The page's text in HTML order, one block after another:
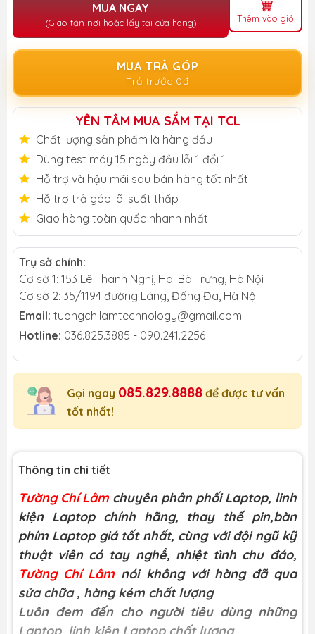
MUA NGAY
(Giao tận nơi hoặc lấy tại cửa hàng) Thêm vào giỏ
MUA TRẢ GÓP
Trả trước 0đ
YÊN TÂM MUA SẮM TẠI TCL
Chất lượng sản phẩm là hàng đầu
Dùng test máy 15 ngày đầu lỗi 1 đổi 1
Hỗ trợ và hậu mãi sau bán hàng tốt nhất
Hỗ trợ trả góp lãi suất thấp
Giao hàng toàn quốc nhanh nhất
Trụ sở chính:
Cơ sở 1: 153 Lê Thanh Nghị, Hai Bà Trưng, Hà Nội
Cơ sở 2: 35/1194 đường Láng, Đống Đa, Hà Nội
Email: tuongchilamtechnology@gmail.com
Hotline: 036.825.3885 - 090.241.2256
Gọi ngay 085.829.8888 để được tư vấn
tốt nhất!
Thông tin chi tiết
Tường Chí Lâm chuyên phân phối Laptop, linh
kiện Laptop chính hãng, thay thế pin,bàn
phím Laptop giá tốt nhất, cùng với đội ngũ kỹ
thuật viên có tay nghề, nhiệt tình chu đáo,
Tường Chí Lâm nói không với hàng đã qua
sửa chữa , hàng kém chất lượng
Luôn đem đến cho người tiêu dùng những